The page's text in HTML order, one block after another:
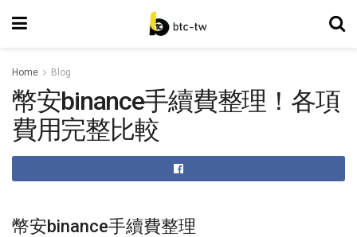
Home Blog
幣安binance手續費整理！各項
費用完整比較
幣安binance手續費整理